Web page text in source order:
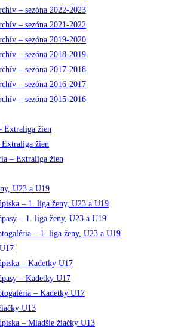
– sezóna 2022-2023
– sezóna 2021-2022
– sezóna 2019-2020
– sezóna 2018-2019
– sezóna 2017-2018
– sezóna 2016-2017
– sezóna 2015-2016
Extraliga žien
Extraliga žien
– Extraliga žien
U23 a U19
– 1. liga ženy, U23 a U19
– 1. liga ženy, U23 a U19
– 1. liga ženy, U23 a U19
– Kadetky U17
– Kadetky U17
– Kadetky U17
U13
– Mladšie žiačky U13